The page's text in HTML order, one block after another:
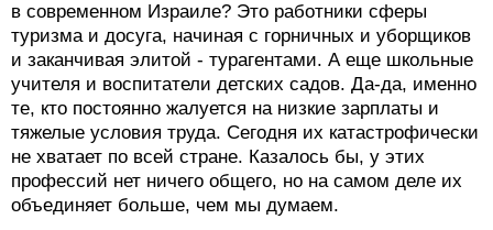
в современном Израиле? Это работники сферы
туризма и досуга, начиная с горничных и уборщиков
и заканчивая элитой - турагентами. А еще школьные
учителя и воспитатели детских садов. Да-да, именно
те, кто постоянно жалуется на низкие зарплаты и
тяжелые условия труда. Сегодня их катастрофически
не хватает по всей стране. Казалось бы, у этих
профессий нет ничего общего, но на самом деле их
объединяет больше, чем мы думаем.